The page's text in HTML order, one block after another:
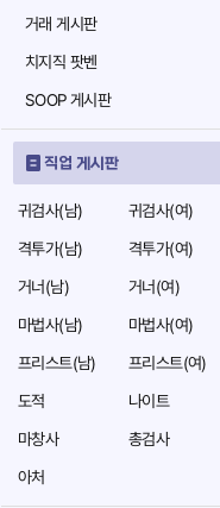
거래 게시판
치지직 팟벤
SOOP 게시판
직업 게시판
귀검사(남)
귀검사(여)
격투가(남)
격투가(여)
거너(남)
거너(여)
마법사(남)
마법사(여)
프리스트(남)
프리스트(여)
도적
나이트
마창사
총검사
아처